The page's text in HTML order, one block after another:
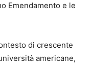
Emendamento e le
di crescente
americane,